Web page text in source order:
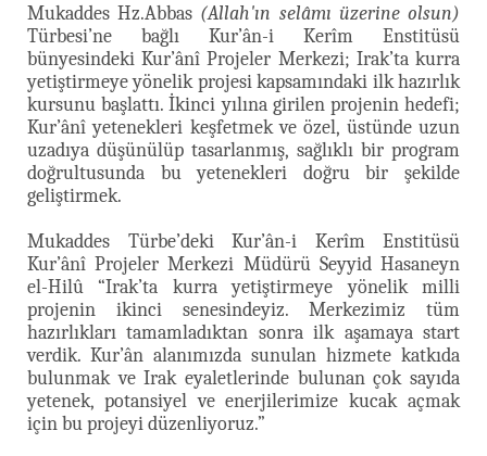
Mukaddes Hz.Abbas (Allah'ın selâmı üzerine olsun)
Türbesi’ne bağlı Kur’ân-i Kerîm Enstitüsü
bünyesindeki Kur’ânî Projeler Merkezi; Irak’ta kurra
yetiştirmeye yönelik projesi kapsamındaki ilk hazırlık
kursunu başlattı. İkinci yılına girilen projenin hedefi;
Kur’ânî yetenekleri keşfetmek ve özel, üstünde uzun
uzadıya düşünülüp tasarlanmış, sağlıklı bir program
doğrultusunda bu yetenekleri doğru bir şekilde
geliştirmek.
Mukaddes Türbe’deki Kur’ân-i Kerîm Enstitüsü
Kur’ânî Projeler Merkezi Müdürü Seyyid Hasaneyn
el-Hilû “Irak’ta kurra yetiştirmeye yönelik milli
projenin ikinci senesindeyiz. Merkezimiz tüm
hazırlıkları tamamladıktan sonra ilk aşamaya start
verdik. Kur’ân alanımızda sunulan hizmete katkıda
bulunmak ve Irak eyaletlerinde bulunan çok sayıda
yetenek, potansiyel ve enerjilerimize kucak açmak
için bu projeyi düzenliyoruz.”